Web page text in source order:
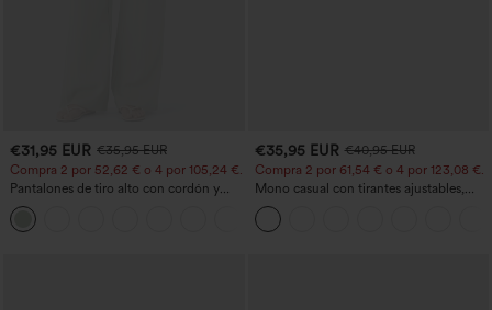
€31,95 EUR €35,95 EUR
Compra 2 por 52,62 € o 4 por 105,24 €.
Pantalones de tiro alto con cordón y
bolsillos, pernera ancha, holgados y de
estilo casual con tacto de lino.
€35,95 EUR €40,95 EUR
Compra 2 por 61,54 € o 4 por 123,08 €.
Mono casual con tirantes ajustables,
fruncidos, pierna ancha, tejido jaspeado
y bolsillos - Easy Peezy